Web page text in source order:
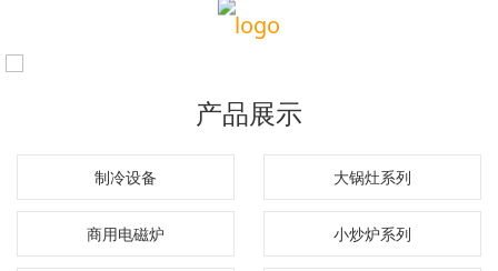
产品展示
制冷设备 大锅灶系列
商用电磁炉 小炒炉系列